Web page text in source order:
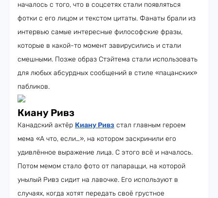
началось с того, что в соцсетях стали появляться
фотки с его лицом и текстом цитаты. Фанаты брали из
интервью самые интересные философские фразы,
которые в какой-то момент завирусились и стали
смешными. Позже образ Стэйтема стали использовать
для любых абсурдных сообщений в стиле «пацанских»
пабликов.
Киану Ривз
Канадский актёр Киану Ривз стал главным героем
мема «А что, если…», на котором заскринили его
удивлённое выражение лица. С этого всё и началось.
Потом мемом стало фото от папарацци, на которой
унылый Ривз сидит на лавочке. Его используют в
случаях, когда хотят передать своё грустное